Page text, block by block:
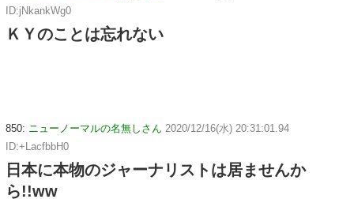
ID:jNkankWg0
ＫＹのことは忘れない
850: ニューノーマルの名無しさん 2020/12/16(水) 20:31:01.94
ID:+LacfbbH0
日本に本物のジャーナリストは居ませんか
ら!!ww